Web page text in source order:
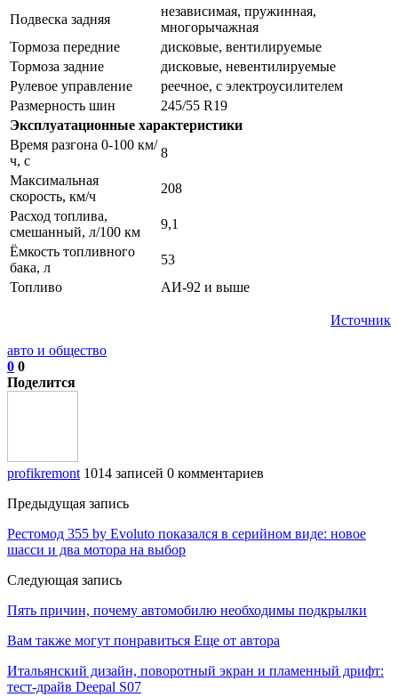
Подвеска задняя
независимая, пружинная,
многорычажная
Тормоза передние
дисковые, вентилируемые
Тормоза задние
дисковые, невентилируемые
Рулевое управление
реечное, с электроусилителем
Размерность шин
245/55 R19
Эксплуатационные характеристики
Время разгона 0-100 км/
ч, с
8
Максимальная
скорость, км/ч
208
Расход топлива,
смешанный, л/100 км
9,1
Ёмкость топливного
бака, л
53
Топливо
АИ-92 и выше
Источник
авто и общество
0 0
Поделится
profikremont 1014 записей 0 комментариев
Предыдущая запись
Рестомод 355 by Evoluto показался в серийном виде: новое
шасси и два мотора на выбор
Следующая запись
Пять причин, почему автомобилю необходимы подкрылки
Вам также могут понравиться Еще от автора
Итальянский дизайн, поворотный экран и пламенный дрифт:
тест-драйв Deepal S07